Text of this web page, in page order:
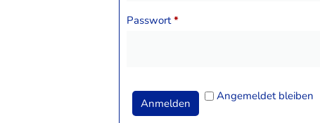
Passwort*
Angemeldet bleiben
Anmelden